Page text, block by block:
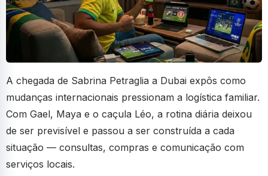
A chegada de Sabrina Petraglia a Dubai expôs como
mudanças internacionais pressionam a logística familiar.
Com Gael, Maya e o caçula Léo, a rotina diária deixou
de ser previsível e passou a ser construída a cada
situação — consultas, compras e comunicação com
serviços locais.